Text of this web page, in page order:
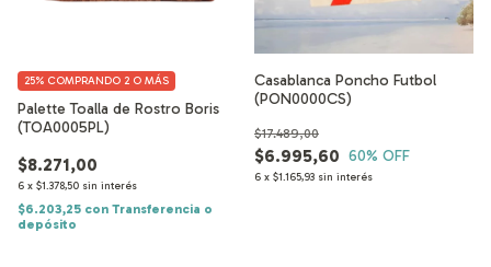
Palette Toalla de Rostro Boris
(TOA0005PL)
$8.271,00
6 x $1.378,50 sin interés
25% COMPRANDO 2 O MÁS
$6.203,25 con Transferencia o
depósito
Casablanca Poncho Futbol
(PON0000CS)
$6.995,60
$17.489,00
60% OFF
6 x $1.165,93 sin interés